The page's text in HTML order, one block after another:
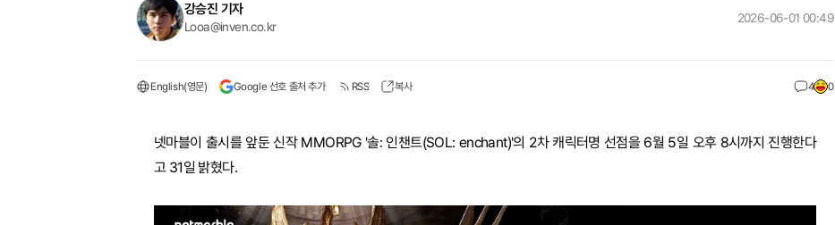
강승진 기자
Looa@inven.co.kr
English(영문) Google 선호 출처 추가 RSS 복사 4 0
2026-06-01 00:49
넷마블이 출시를 앞둔 신작 MMORPG '솔: 인챈트(SOL: enchant)'의 2차 캐릭터명 선점을 6월 5일 오후 8시까지 진행한다
고 31일 밝혔다.